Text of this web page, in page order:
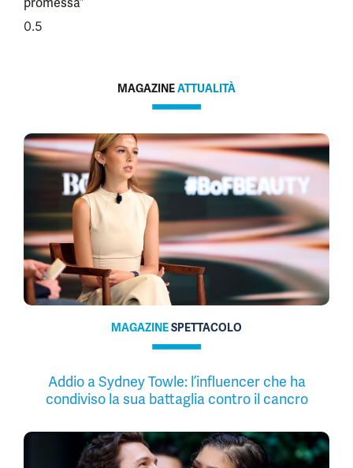
MAGAZINEATTUALITÀ
MAGAZINESPETTACOLO
Addio a Sydney Towle: l’influencer che ha
condiviso la sua battaglia contro il cancro